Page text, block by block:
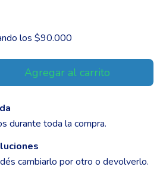
los$90.000
durante toda la compra.
cambiarlo por otro o devolverlo.